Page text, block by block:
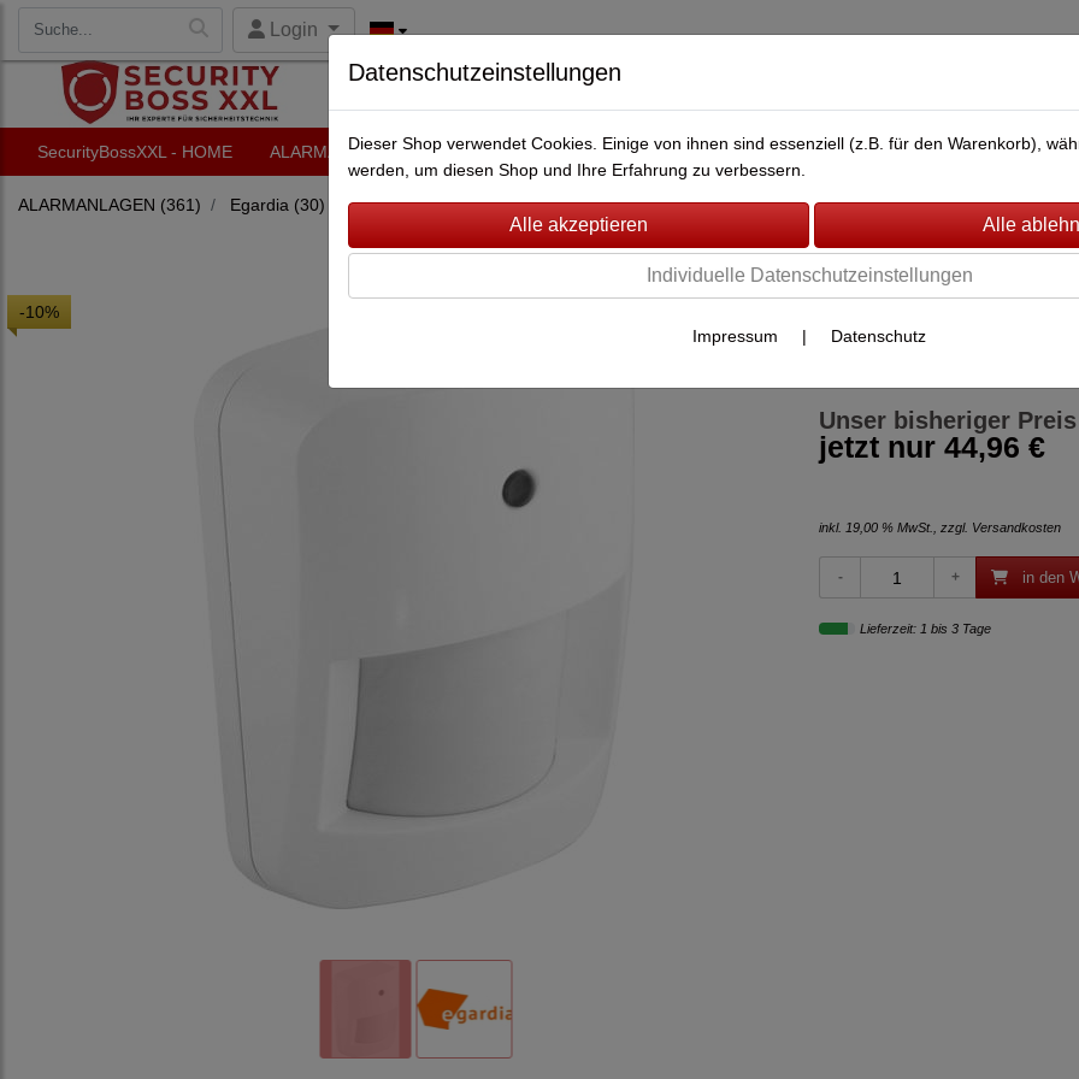
Login
SecurityBossXXL - HOME ALARMANLAGEN VIDEO-ÜBERWACHUNG FAHRZEUG-ÜBERWACHUNG
ALARMANLAGEN (361) Egardia (30) Egardia - Alle Artikel(12)
-10% Egardia
Unser bisheriger
jetzt nur 44,96 €
inkl. 19,00 % MwSt., zzgl. Versandkosten
in den
Lieferzeit: 1 bis 3 Tage
Datenschutzeinstellungen
Dieser Shop verwendet Cookies. Einige von ihnen sind essenziell (z.B. für den Warenkorb),
werden, um diesen Shop und Ihre Erfahrung zu verbessern.
Individuelle Datenschutzeinstellungen
Impressum | Datenschutz